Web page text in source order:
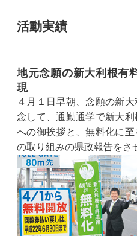
活動実績
地元念願の新大利根有
現
４月１日早朝、念願の新
念して、通勤通学で新大
への御挨拶と、無料化に
の取り組みの県政報告をさ